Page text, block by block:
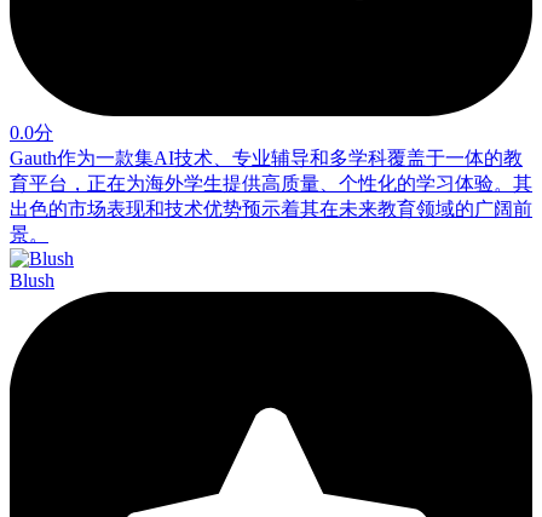
0.0分
Gauth作为一款集AI技术、专业辅导和多学科覆盖于一体的教
育平台，正在为海外学生提供高质量、个性化的学习体验。其
出色的市场表现和技术优势预示着其在未来教育领域的广阔前
景。
Blush